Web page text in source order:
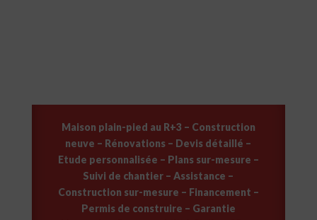
Maison plain-pied au R+3 – Construction
neuve – Rénovations – Devis détaillé –
Etude personnalisée – Plans sur-mesure –
Suivi de chantier – Assistance –
Construction sur-mesure – Financement –
Permis de construire – Garantie